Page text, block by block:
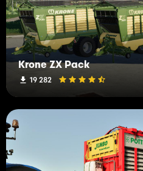
Krone ZX Pack
19 282